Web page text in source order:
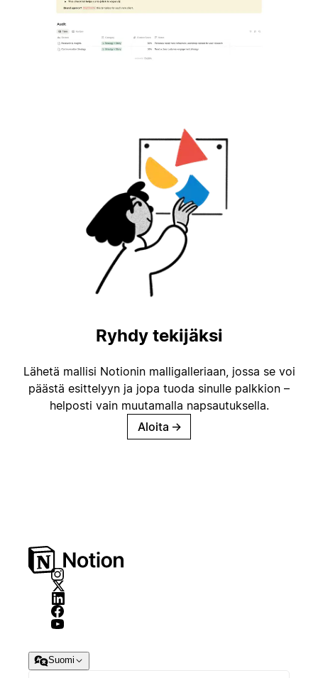
Ryhdy tekijäksi
Lähetä mallisi Notionin malligalleriaan, jossa se voi
päästä esittelyyn ja jopa tuoda sinulle palkkion –
helposti vain muutamalla napsautuksella.
Aloita →
Suomi